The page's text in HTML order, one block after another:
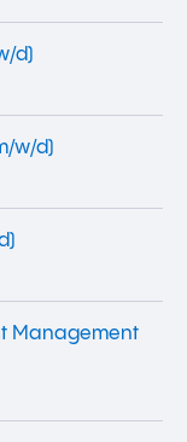
d)
w/d)
Management